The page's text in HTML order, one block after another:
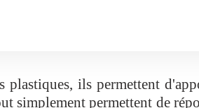
ils permettent
simplement permettent de